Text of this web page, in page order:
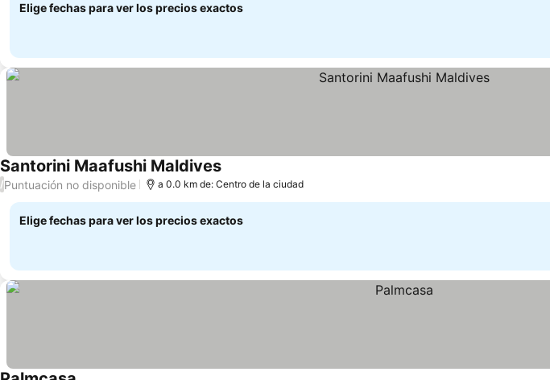
Elige fechas para ver los precios exactos
Santorini Maafushi Maldives
/Puntuación no disponible a 0.0 km de: Centro de la ciudad
Elige fechas para ver los precios exactos